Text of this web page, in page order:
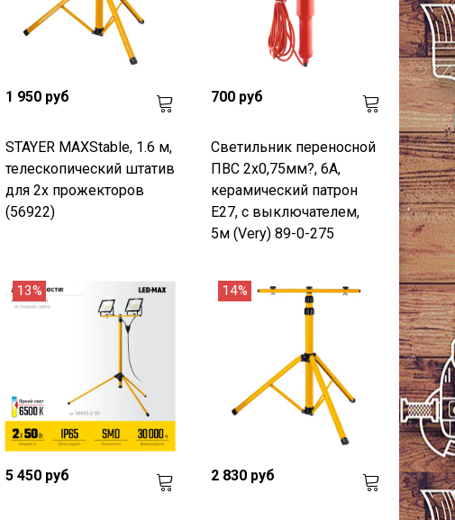
1 950 руб
STAYER MAXStable, 1.6 м,
телескопический штатив
для 2х прожекторов
(56922)
700 руб
Светильник переносной
ПВС 2х0,75мм?, 6А,
керамический патрон
Е27, с выключателем,
5м (Very) 89-0-275
13%
5 450 руб
14%
2 830 руб